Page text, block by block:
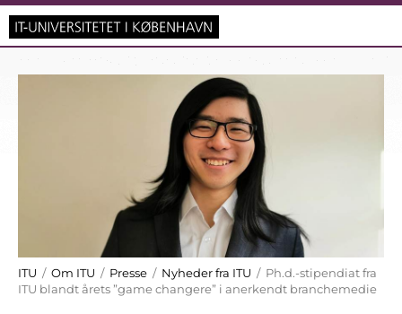
ITU / Om ITU / Presse / Nyheder fra ITU / Ph.d.-stipendiat fra
ITU blandt årets ”game changere” i anerkendt branchemedie